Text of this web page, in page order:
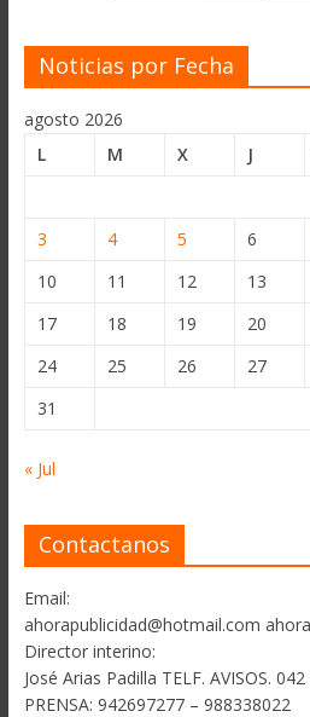
Noticias por Fecha
agosto 2026
L
M X J
3
4 5 6
10
11 12 13
17
18 19 20
24
25 26 27
31
« Jul
Contactanos
Email:
ahorapublicidad@hotmail.com
Director interino:
José Arias Padilla TELF. AVISOS.
PRENSA: 942697277 – 988338022